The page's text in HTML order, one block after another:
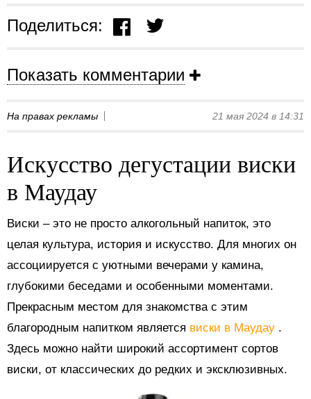
Поделиться:
Показать комментарии
На правах рекламы 21 мая 2024 в 14:31
Искусство дегустации виски
в Маудау
Виски – это не просто алкогольный напиток, это
целая культура, история и искусство. Для многих он
ассоциируется с уютными вечерами у камина,
глубокими беседами и особенными моментами.
Прекрасным местом для знакомства с этим
благородным напитком является виски в Маудау .
Здесь можно найти широкий ассортимент сортов
виски, от классических до редких и эксклюзивных.